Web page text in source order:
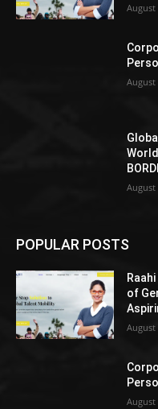
August
August
August
POPULAR POSTS
of
August
August